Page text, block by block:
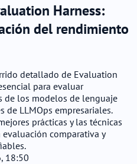
Harness:
del rendimiento
detallado de Evaluation
para evaluar
de los modelos de lenguaje
de LLMOps empresariales.
prácticas y las técnicas
comparativa y
18:50